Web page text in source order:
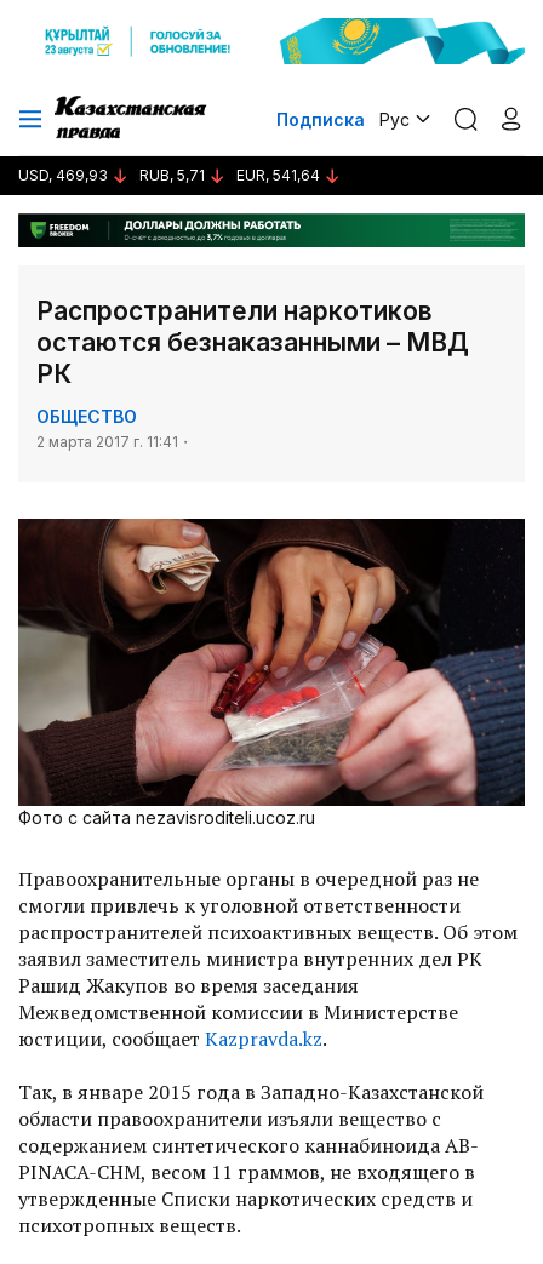
Подписка Рус
USD, 469,93 RUB, 5,71 EUR, 541,64
Распространители наркотиков
остаются безнаказанными – МВД
РК
ОБЩЕСТВО
2 марта 2017 г. 11:41
Фото с сайта nezavisroditeli.ucoz.ru
Правоохранительные органы в очередной раз не
смогли привлечь к уголовной ответственности
распространителей психоактивных веществ. Об этом
заявил заместитель министра внутренних дел РК
Рашид Жакупов во время заседания
Межведомственной комиссии в Министерстве
юстиции, сообщает Kazpravda.kz.
Так, в январе 2015 года в Западно-Казахстанской
области правоохранители изъяли вещество с
содержанием синтетического каннабиноида АВ-
РINACA-CHM, весом 11 граммов, не входящего в
утвержденные Списки наркотических средств и
психотропных веществ.